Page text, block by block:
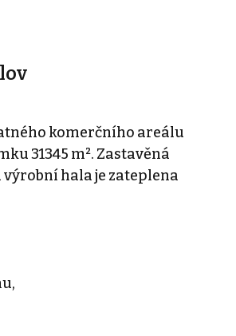
komerčního areálu
31345 m². Zastavěná
výrobní hala je zateplena